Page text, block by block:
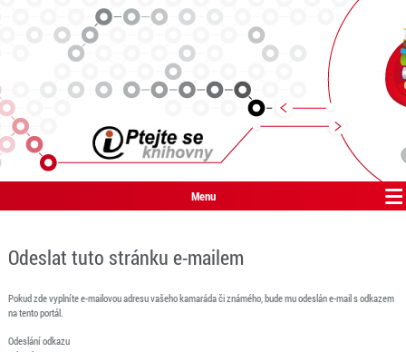
Menu
Odeslat tuto stránku e-mailem
Pokud zde vyplníte e-mailovou adresu vašeho kamaráda či známého, bude mu odeslán e-mail s odkazem
na tento portál.
Odeslání odkazu